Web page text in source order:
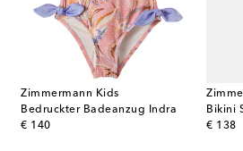
Zimmermann Kids
Bedruckter Badeanzug Indra
€ 140
original price
Bikini
€ 138